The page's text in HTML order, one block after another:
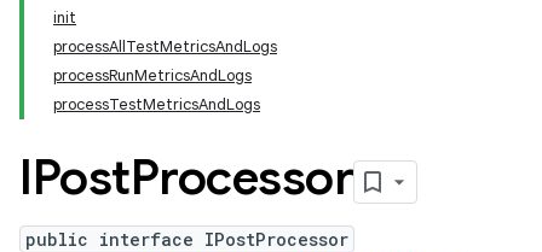
init
processAllTestMetricsAndLogs
processRunMetricsAndLogs
processTestMetricsAndLogs
IPostProcessor
public interface IPostProcessor